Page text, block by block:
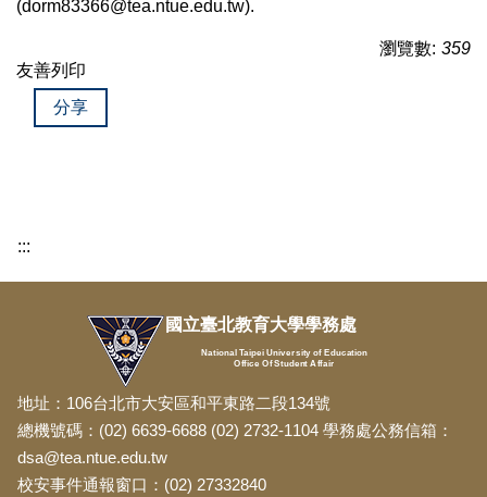
(dorm83366@tea.ntue.edu.tw).
瀏覽數: 359
友善列印
分享
:::
國立臺北教育大學學務處
National Taipei University of Education
Office Of Student Affair
地址：106台北市大安區和平東路二段134號
總機號碼：(02) 6639-6688 (02) 2732-1104 學務處公務信箱：
dsa@tea.ntue.edu.tw
校安事件通報窗口：(02) 27332840